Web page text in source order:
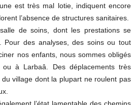
est très mal lotie, indiquent encore
l’absence de structures sanitaires.
de soins, dont les prestations se
Pour des analyses, des soins ou tout
nos enfants, nous sommes obligés
à Larbaâ. Des déplacements très
village dont la plupart ne roulent pas